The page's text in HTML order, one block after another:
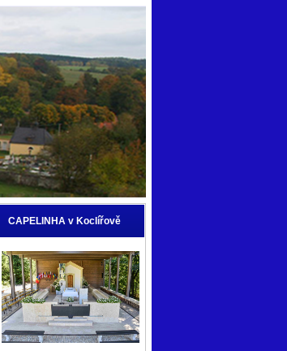
CAPELINHA v Koclířově